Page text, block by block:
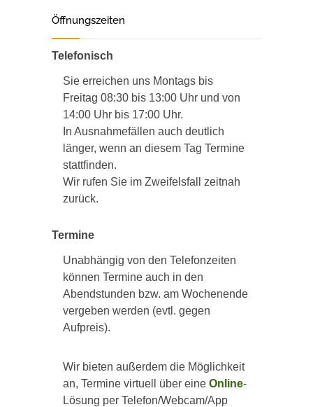
Öffnungszeiten
Telefonisch
Sie erreichen uns Montags bis
Freitag 08:30 bis 13:00 Uhr und von
14:00 Uhr bis 17:00 Uhr.
In Ausnahmefällen auch deutlich
länger, wenn an diesem Tag Termine
stattfinden.
Wir rufen Sie im Zweifelsfall zeitnah
zurück.
Termine
Unabhängig von den Telefonzeiten
können Termine auch in den
Abendstunden bzw. am Wochenende
vergeben werden (evtl. gegen
Aufpreis).
Wir bieten außerdem die Möglichkeit
an, Termine virtuell über eine Online-
Lösung per Telefon/Webcam/App